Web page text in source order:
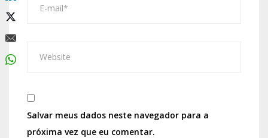
Salvar meus dados neste navegador para a
próxima vez que eu comentar.